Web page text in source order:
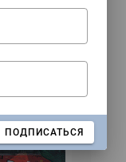
ПОДПИСАТЬСЯ